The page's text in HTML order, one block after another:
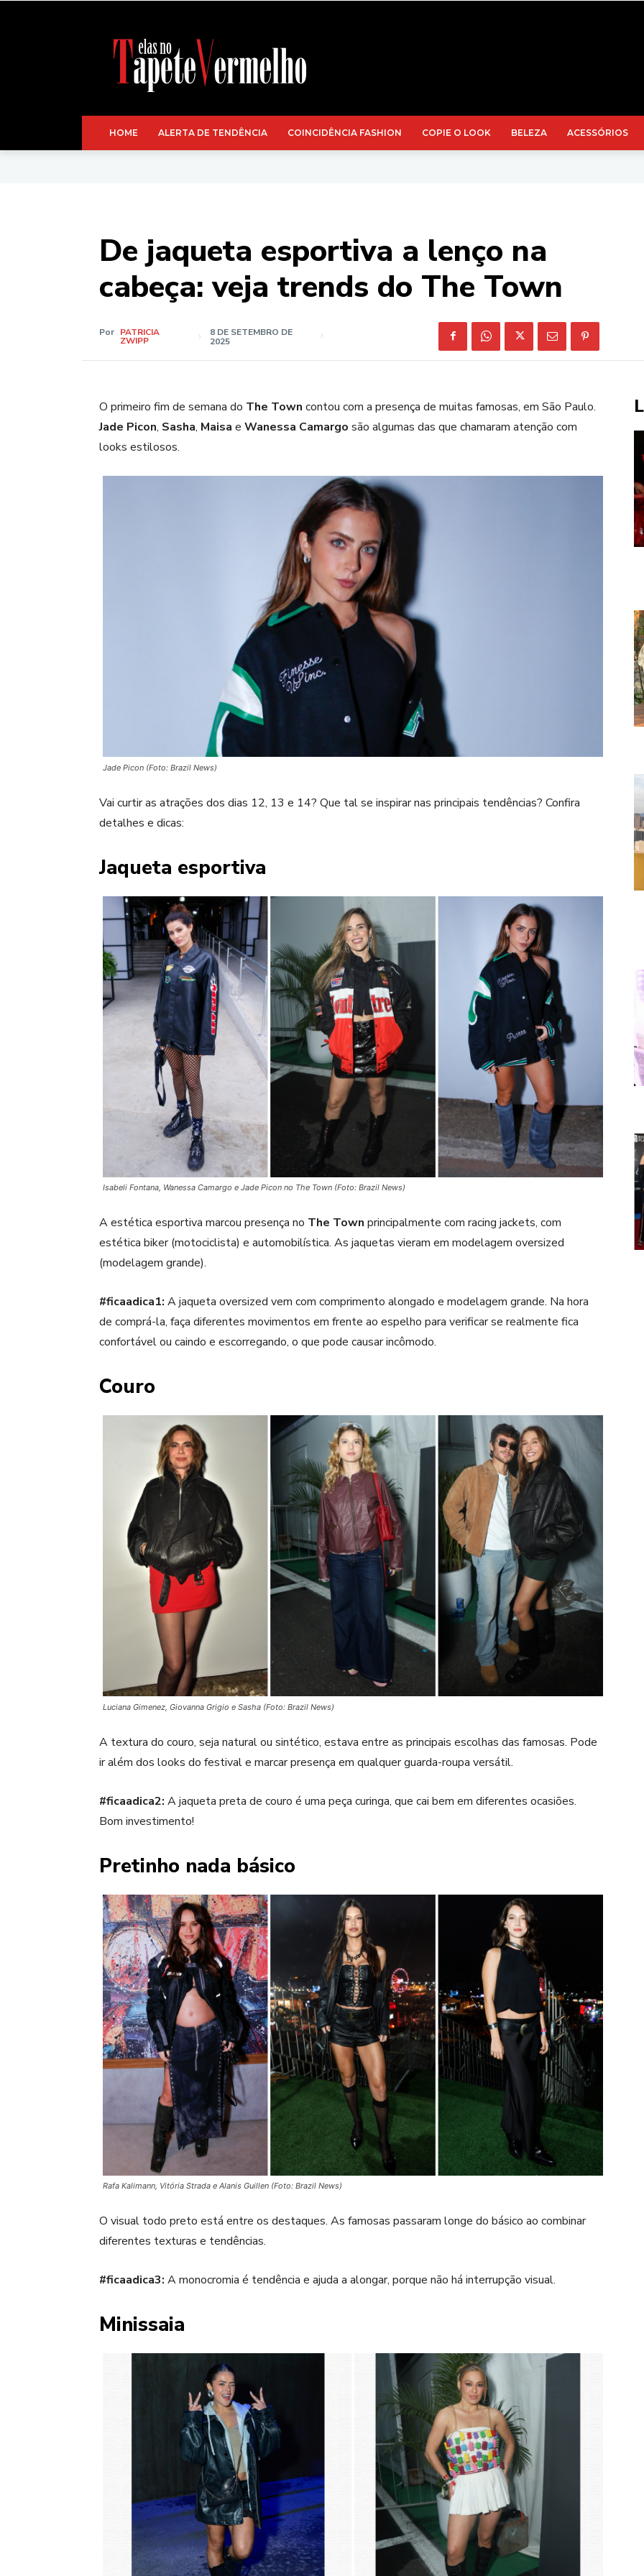
HOME ALERTA DE TENDÊNCIA COINCIDÊNCIA FASHION COPIE O LOOK BELEZA ACESSÓRIOS
De jaqueta esportiva a lenço na
cabeça: veja trends do The Town
Por PATRICIA
ZWIPP
8 DE SETEMBRO DE
2025
O primeiro fim de semana do The Town contou com a presença de muitas famosas, em São Paulo.
Jade Picon, Sasha, Maisa e Wanessa Camargo são algumas das que chamaram atenção com
looks estilosos.
Jade Picon (Foto: Brazil News)
Vai curtir as atrações dos dias 12, 13 e 14? Que tal se inspirar nas principais tendências? Confira
detalhes e dicas:
Jaqueta esportiva
Isabeli Fontana, Wanessa Camargo e Jade Picon no The Town (Foto: Brazil News)
A estética esportiva marcou presença no The Town principalmente com racing jackets, com
estética biker (motociclista) e automobilística. As jaquetas vieram em modelagem oversized
(modelagem grande).
#ficaadica1: A jaqueta oversized vem com comprimento alongado e modelagem grande. Na hora
de comprá-la, faça diferentes movimentos em frente ao espelho para verificar se realmente fica
confortável ou caindo e escorregando, o que pode causar incômodo.
Couro
Luciana Gimenez, Giovanna Grigio e Sasha (Foto: Brazil News)
A textura do couro, seja natural ou sintético, estava entre as principais escolhas das famosas. Pode
ir além dos looks do festival e marcar presença em qualquer guarda-roupa versátil.
#ficaadica2: A jaqueta preta de couro é uma peça curinga, que cai bem em diferentes ocasiões.
Bom investimento!
Pretinho nada básico
Rafa Kalimann, Vitória Strada e Alanis Guillen (Foto: Brazil News)
O visual todo preto está entre os destaques. As famosas passaram longe do básico ao combinar
diferentes texturas e tendências.
#ficaadica3: A monocromia é tendência e ajuda a alongar, porque não há interrupção visual.
Minissaia